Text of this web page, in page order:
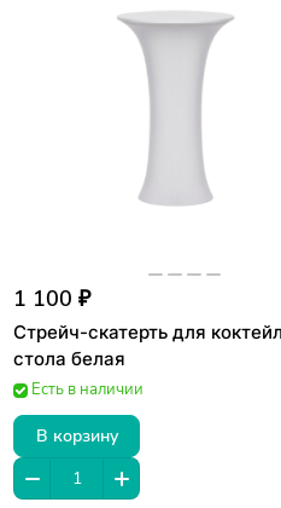
1 100 ₽
Стрейч-скатерть для
стола белая
Есть в наличии
В корзину